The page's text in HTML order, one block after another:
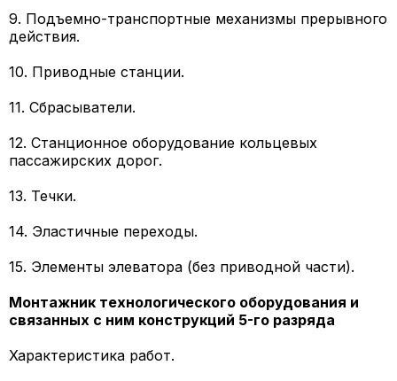
9. Подъемно-транспортные механизмы прерывного
действия.
10. Приводные станции.
11. Сбрасыватели.
12. Станционное оборудование кольцевых
пассажирских дорог.
13. Течки.
14. Эластичные переходы.
15. Элементы элеватора (без приводной части).
Монтажник технологического оборудования и
связанных с ним конструкций 5-го разряда
Характеристика работ.